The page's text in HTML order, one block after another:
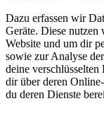
Dazu erfassen wir
Geräte. Diese
Website und um dir
sowie zur Analyse
deine
dir über deren
du deren Dienste